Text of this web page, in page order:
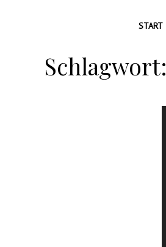
START
Schlagwort: